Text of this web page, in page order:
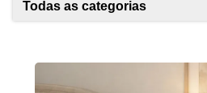
Todas as categorias